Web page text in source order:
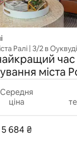
Ралі | 3/2 в
міста
Середня
ціна
5 684 ₴